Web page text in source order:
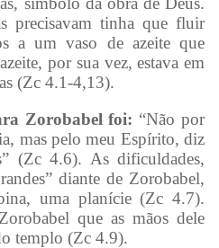
precisavam tinha que fluir
a um vaso de azeite que
por sua vez, estava em
(Zc 4.1-4,13).
Zorobabel foi: “Não por
mas pelo meu Espírito, diz
(Zc 4.6). As dificuldades,
diante de Zorobabel,
uma planície (Zc 4.7).
que as mãos dele
templo (Zc 4.9).